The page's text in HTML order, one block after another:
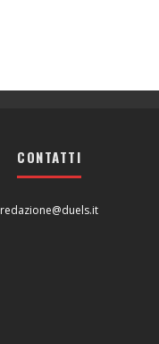
CONTATTI
redazione@duels.it